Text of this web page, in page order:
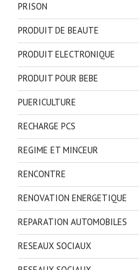
PRISON
PRODUIT DE BEAUTE
PRODUIT ELECTRONIQUE
PRODUIT POUR BEBE
PUERICULTURE
RECHARGE PCS
REGIME ET MINCEUR
RENCONTRE
RENOVATION ENERGETIQUE
REPARATION AUTOMOBILES
RESEAUX SOCIAUX